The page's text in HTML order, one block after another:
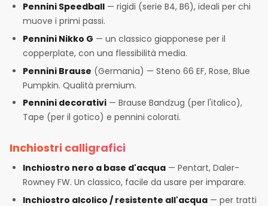
Pennini Speedball — rigidi (serie B4, B6), ideali per chi
muove i primi passi.
Pennini Nikko G — un classico giapponese per il
copperplate, con una flessibilità media.
Pennini Brause (Germania) — Steno 66 EF, Rose, Blue
Pumpkin. Qualità premium.
Pennini decorativi — Brause Bandzug (per l'italico),
Tape (per il gotico) e pennini colorati.
Inchiostri calligrafici
Inchiostro nero a base d'acqua — Pentart, Daler-
Rowney FW. Un classico, facile da usare per imparare.
Inchiostro alcolico / resistente all'acqua — per tratti